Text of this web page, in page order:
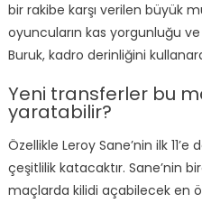
bir rakibe karşı verilen büyük
oyuncuların kas yorgunluğu
Buruk, kadro derinliğini
Yeni transferler bu
yaratabilir?
Özellikle Leroy Sane’nin ilk
çeşitlilik katacaktır. Sane’nin
maçlarda kilidi açabilecek en